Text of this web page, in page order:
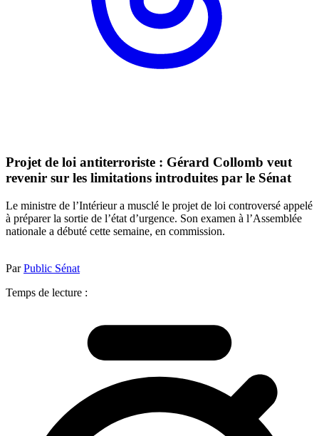
Projet de loi antiterroriste : Gérard Collomb veut
revenir sur les limitations introduites par le Sénat
Le ministre de l’Intérieur a musclé le projet de loi controversé appelé
à préparer la sortie de l’état d’urgence. Son examen à l’Assemblée
nationale a débuté cette semaine, en commission.
ParPublic Sénat
Temps de lecture :